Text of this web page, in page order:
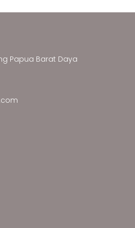
Papua Barat Daya